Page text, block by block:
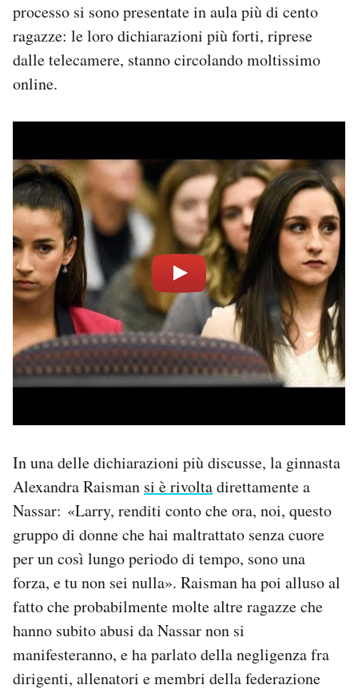
processo si sono presentate in aula più di cento
ragazze: le loro dichiarazioni più forti, riprese
dalle telecamere, stanno circolando moltissimo
online.
In una delle dichiarazioni più discusse, la ginnasta
Alexandra Raisman si è rivoltadirettamente a
Nassar: «Larry, renditi conto che ora, noi, questo
gruppo di donne che hai maltrattato senza cuore
per un così lungo periodo di tempo, sono una
forza, e tu non sei nulla». Raisman ha poi alluso al
fatto che probabilmente molte altre ragazze che
hanno subito abusi da Nassar non si
manifesteranno, e ha parlato della negligenza fra
dirigenti, allenatori e membri della federazione